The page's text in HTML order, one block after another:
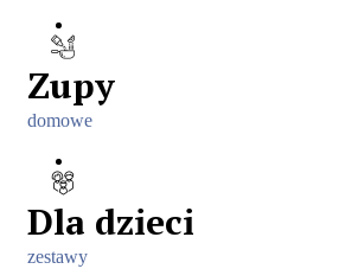
Zupy
domowe
Dla dzieci
zestawy